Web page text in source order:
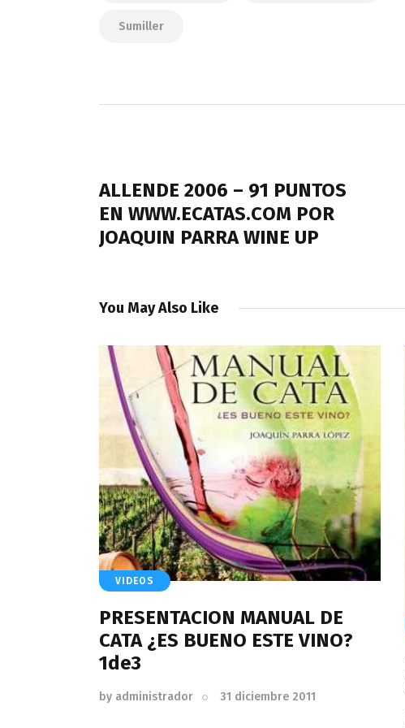
Sumiller
entradas
ALLENDE 2006 – 91 PUNTOS
EN WWW.ECATAS.COM POR
JOAQUIN PARRA WINE UP
You May Also Like
VIDEOS
PRESENTACION MANUAL DE
CATA ¿ES BUENO ESTE VINO?
1de3
by administrador 31 diciembre 2011